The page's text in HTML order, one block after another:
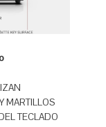
MARTILLOS
TECLADO